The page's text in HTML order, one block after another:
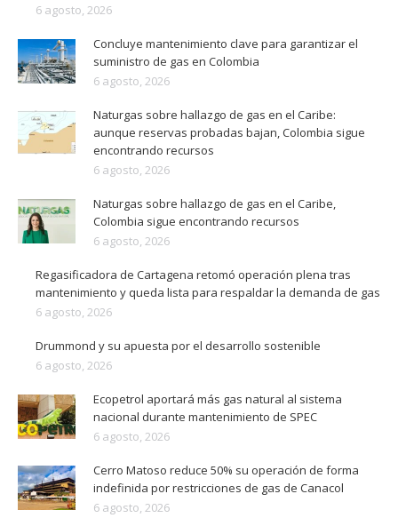
6 agosto, 2026
Concluye mantenimiento clave para garantizar el
suministro de gas en Colombia
6 agosto, 2026
Naturgas sobre hallazgo de gas en el Caribe:
aunque reservas probadas bajan, Colombia sigue
encontrando recursos
6 agosto, 2026
Naturgas sobre hallazgo de gas en el Caribe,
Colombia sigue encontrando recursos
6 agosto, 2026
Regasificadora de Cartagena retomó operación plena tras
mantenimiento y queda lista para respaldar la demanda de gas
6 agosto, 2026
Drummond y su apuesta por el desarrollo sostenible
6 agosto, 2026
Ecopetrol aportará más gas natural al sistema
nacional durante mantenimiento de SPEC
6 agosto, 2026
Cerro Matoso reduce 50% su operación de forma
indefinida por restricciones de gas de Canacol
6 agosto, 2026